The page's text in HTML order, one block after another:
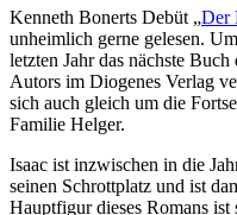
Kenneth Bonerts Debüt „Der
unheimlich gerne gelesen.
letzten Jahr das nächste
Autors im Diogenes Verlag
sich auch gleich um die
Familie Helger.
Isaac ist inzwischen in die
seinen Schrottplatz und ist
Hauptfigur dieses Romans